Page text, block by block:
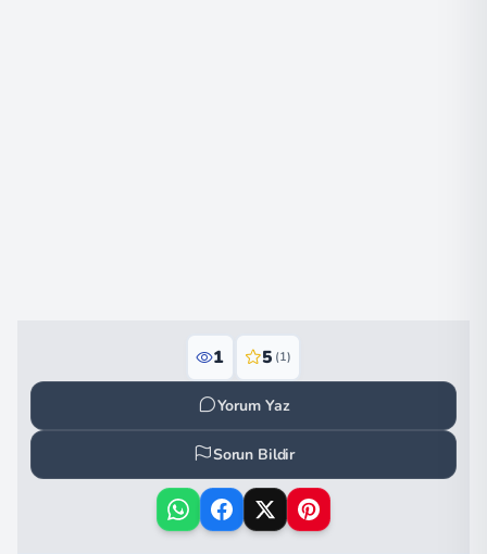
1 5 (1)
Yorum Yaz
Sorun Bildir